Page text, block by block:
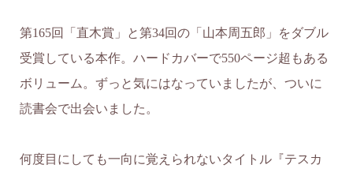
第165回「直木賞」と第34回の「山本周五郎」をダブル
受賞している本作。ハードカバーで550ページ超もある
ボリューム。ずっと気にはなっていましたが、ついに
読書会で出会いました。
何度目にしても一向に覚えられないタイトル『テスカ